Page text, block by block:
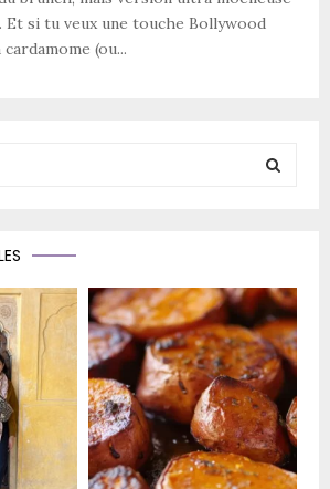
Et si tu veux une touche Bollywood
(ou...
A
R
C
H